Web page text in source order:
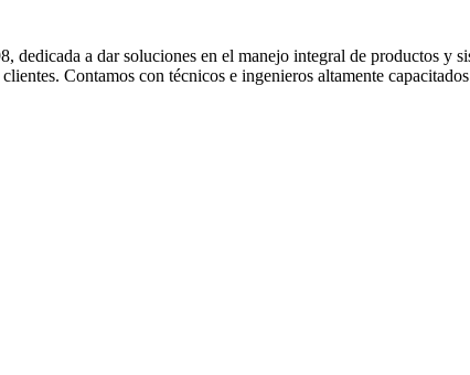
a dar soluciones en el manejo integral de productos y
Contamos con técnicos e ingenieros altamente